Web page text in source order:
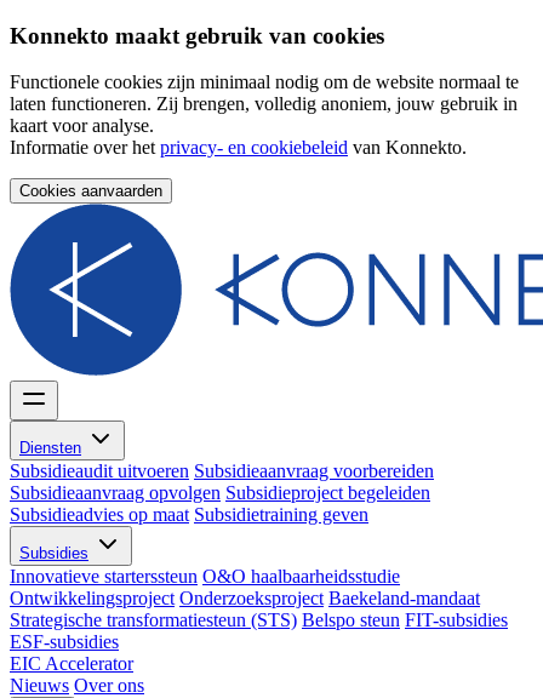
Konnekto maakt gebruik van cookies
Functionele cookies zijn minimaal nodig om de website normaal te
laten functioneren. Zij brengen, volledig anoniem, jouw gebruik in
kaart voor analyse.
Informatie over hetprivacy- en cookiebeleid van Konnekto.
Cookies aanvaarden
Diensten
Subsidieaudit uitvoeren Subsidieaanvraag voorbereiden
Subsidieaanvraag opvolgen Subsidieproject begeleiden
Subsidieadvies op maat Subsidietraining geven
Subsidies
Innovatieve starterssteun O&O haalbaarheidsstudie
Ontwikkelingsproject Onderzoeksproject Baekeland-mandaat
Strategische transformatiesteun (STS) Belspo steun FIT-subsidies
ESF-subsidies
EIC Accelerator
Nieuws Over ons